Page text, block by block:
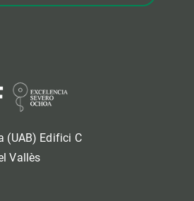
(UAB) Edifici C
Vallès